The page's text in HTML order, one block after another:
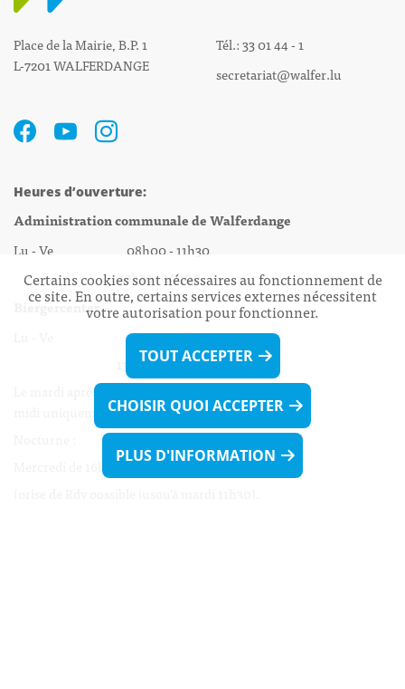
Place de la Mairie, B.P. 1
L-7201 WALFERDANGE
Tél.: 33 01 44 - 1
secretariat@walfer.lu
Heures d’ouverture:
Administration communale de Walferdange
Lu - Ve 08h00 - 11h30
13h30 - 16h00
Biergercenter
Lu - Ve 08h00 - 11h30
13h30 - 16h00
Le mardi après-midi et le vendredi après-
midi uniquement sur Rdv.
Mercredi de 16h00 - 18h45 uniquement sur Rdv
Certains cookies sont nécessaires au fonctionnement de
ce site. En outre, certains services externes nécessitent
votre autorisation pour fonctionner.
TOUT ACCEPTER
CHOISIR QUOI ACCEPTER
PLUS D'INFORMATION